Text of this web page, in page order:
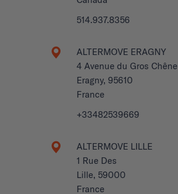
514.937.8356
ALTERMOVE ERAGNY
4 Avenue du Gros Chêne
Eragny, 95610
France
+33482539669
ALTERMOVE LILLE
1 Rue Des
Lille, 59000
France